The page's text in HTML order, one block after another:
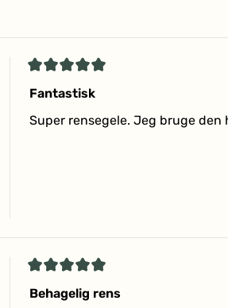
5
af
5
Fantastisk
Super rensegele. Jeg bruge
5
Behagelig rens